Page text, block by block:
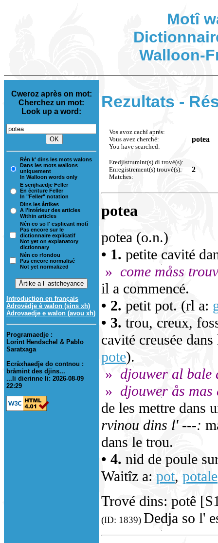
Motî
Walloon-
Cweroz après on mot:
Cherchez un mot:
Look up a word:
Rén k' dins les mots walons
Dans les mots wallons
uniquement
In Walloon words only
E scrijhaedje Feller
En écriture Feller
In "Feller" notation
Dins les årtikes
A l'intérieur des articles
Within articles
Nén co so l' esplicant motî
Pas encore sur le
dictionnaire explicatif
Not yet on explanatory
dictionnary
Nén co rfondou
Pas encore normalisé
Not yet normalized
Introduction en français
Adrovèdje è walon (sins xh)
Adrovaedje e walon (avou xh)
Programaedje :
Lorint Hendschel & Pablo
Saratxaga
Ecråxhaedje do contnou :
bråmint des djins...
...li dierinne li: 2026-08-09
22:29
Rezultats -
Vos avoz cachî après:
Vous avez cherché:
You have searched:
potea
Eredjistrumint(s) di trové(s):
Enregistrement(s) trouvé(s):
Matches:
2
potea
potea (o.n.)
• 1. petite cavité
» come måss
il a commencé.
• 2. petit pot. (rl a:
• 3. trou, creux,
cavité creusée
pote).
» djouwer al bale
» djouwer ås mas
de les mettre dans
rvinou dins l' ---:
dans le trou.
• 4. nid de poule
Waitîz a: pot, potale
Trové dins: potê
(ID: 1839) Dedja so l'